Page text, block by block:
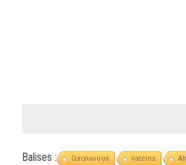
Balises : Coronavirus vaccins